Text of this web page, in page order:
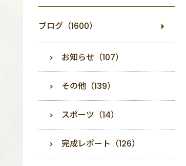
ブログ（1600）
お知らせ（107）
その他（139）
スポーツ（14）
完成レポート（126）